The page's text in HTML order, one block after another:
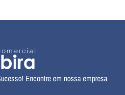
Encontre em nossa empresa